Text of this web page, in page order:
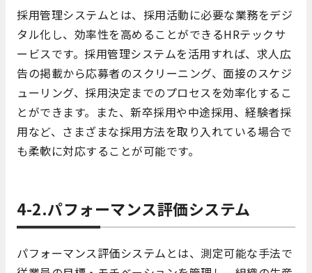
採用管理システムとは、採用活動に必要な業務をデジ
タル化し、効率性を高めることができるHRテックサ
ービスです。採用管理システムを活用すれば、求人広
告の掲載から応募者のスクリーニング、面接のスケジ
ューリング、採用決定までのプロセスを効率化するこ
とができます。また、新卒採用や中途採用、経験者採
用など、さまざまな採用方法を取り入れている場合で
も柔軟に対応することが可能です。
4-2.パフォーマンス評価システム
パフォーマンス評価システムとは、測定可能な手法で